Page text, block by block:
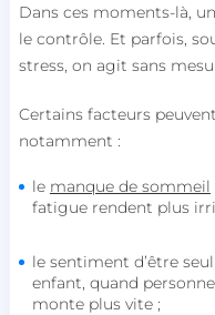
Dans ces moments-là,
le contrôle. Et parfois,
stress, on agit sans
Certains facteurs
notamment :
le manque de sommeil
fatigue rendent plus
le sentiment d’être
enfant, quand
monte plus vite ;